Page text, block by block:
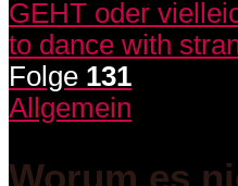
Folge 131
Allgemein
Worum es